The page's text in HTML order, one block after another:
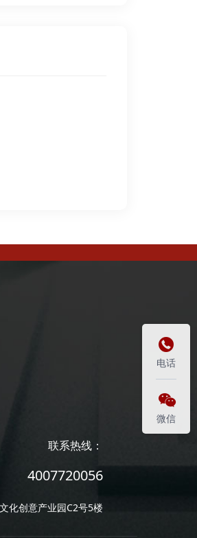
联系热线：
4007720056
化创意产业园C2号5楼

电话

微信